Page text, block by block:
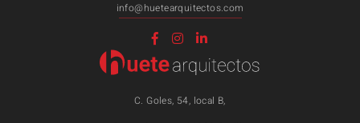
info@huetearquitectos.com
C. Goles, 54, local B,